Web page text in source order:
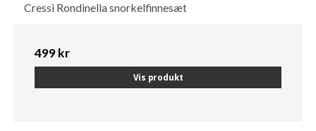
Cressi Rondinella snorkelfinnesæt
499 kr
Vis produkt